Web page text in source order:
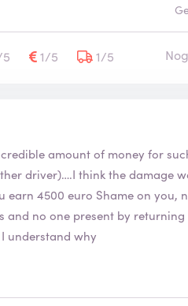
after we returned it, which
the car. Therefore, there is
and the handling of
service to help you or to
using another rental
1/5 1/5
amount of money for
driver)….I think the damage
earn 4500 euro Shame on you,
no one present by
understand why